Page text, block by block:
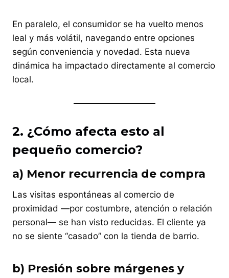
En paralelo, el consumidor se ha vuelto menos
leal y más volátil, navegando entre opciones
según conveniencia y novedad. Esta nueva
dinámica ha impactado directamente al comercio
local.
2. ¿Cómo afecta esto al
pequeño comercio?
a) Menor recurrencia de compra
Las visitas espontáneas al comercio de
proximidad —por costumbre, atención o relación
personal— se han visto reducidas. El cliente ya
no se siente “casado” con la tienda de barrio.
b) Presión sobre márgenes y